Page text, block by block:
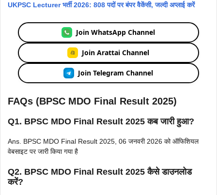
UKPSC Lecturer भर्ती 2026: 808 पदों पर बंपर वैकेंसी, जल्दी अप्लाई करें
Join WhatsApp Channel
Join Arattai Channel
Join Telegram Channel
FAQs (BPSC MDO Final Result 2025)
Q1. BPSC MDO Final Result 2025 कब जारी हुआ?
Ans. BPSC MDO Final Result 2025, 06 जनवरी 2026 को ऑफिशियल
वेबसाइट पर जारी किया गया है
Q2. BPSC MDO Final Result 2025 कैसे डाउनलोड
करें?